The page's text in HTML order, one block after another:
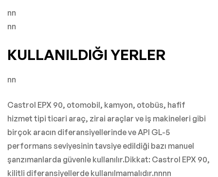
nn
nn
KULLANILDIĞI YERLER
nn
Castrol EPX 90, otomobil, kamyon, otobüs, hafif
hizmet tipi ticari araç, zirai araçlar ve iş makineleri gibi
birçok aracın diferansiyellerinde ve API GL-5
performans seviyesinin tavsiye edildiği bazı manuel
şanzımanlarda güvenle kullanılır.Dikkat: Castrol EPX 90,
kilitli diferansiyellerde kullanılmamalıdır.nnnn